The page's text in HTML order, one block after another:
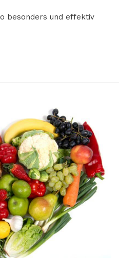
besonders und effektiv